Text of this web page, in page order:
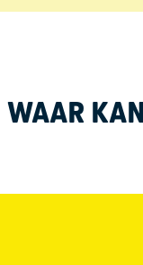
WAAR